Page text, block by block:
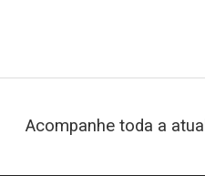
Acompanhe toda a